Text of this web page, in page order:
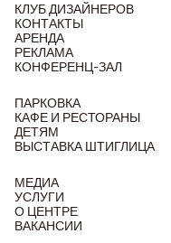
КЛУБ ДИЗАЙНЕРОВ
КОНТАКТЫ
АРЕНДА
РЕКЛАМА
КОНФЕРЕНЦ-ЗАЛ
ПАРКОВКА
КАФЕ И РЕСТОРАНЫ
ДЕТЯМ
ВЫСТАВКА ШТИГЛИЦА
МЕДИА
УСЛУГИ
О ЦЕНТРЕ
ВАКАНСИИ